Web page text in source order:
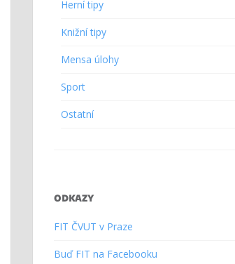
Herní tipy
Knižní tipy
Mensa úlohy
Sport
Ostatní
ODKAZY
FIT ČVUT v Praze
Buď FIT na Facebooku